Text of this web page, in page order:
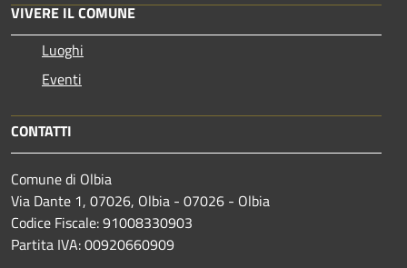
VIVERE IL COMUNE
Luoghi
Eventi
CONTATTI
Comune di Olbia
Via Dante 1, 07026, Olbia - 07026 - Olbia
Codice Fiscale: 91008330903
Partita IVA: 00920660909